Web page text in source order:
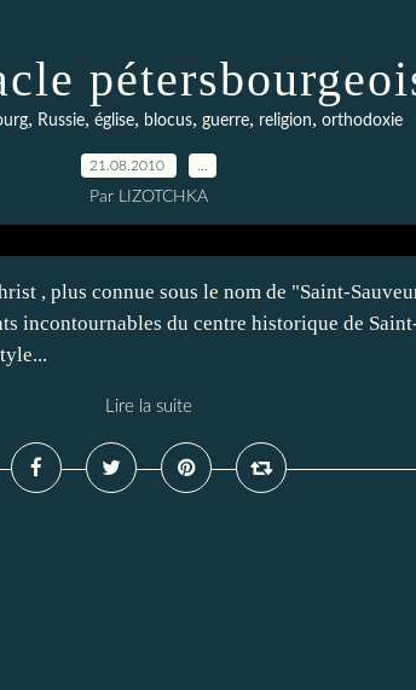
, Russie, église, blocus, guerre, religion, orthodoxie
21.08.2010
Par LIZOTCHKA
, plus connue sous le nom de "Saint-
incontournables du centre historique de
Lire la suite